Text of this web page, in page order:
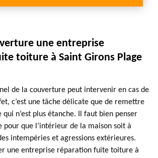
une entreprise
toiture à Saint Girons Plage
de la couverture peut intervenir en cas de
c’est une tâche délicate que de remettre
n’est plus étanche. Il faut bien penser
pour que l’intérieur de la maison soit à
intempéries et agressions extérieures.
une entreprise réparation fuite toiture à